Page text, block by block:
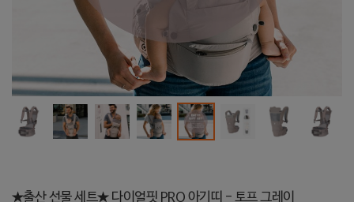
★출산 선물 세트★ 다이얼핏 PRO 아기띠 - 토프 그레이